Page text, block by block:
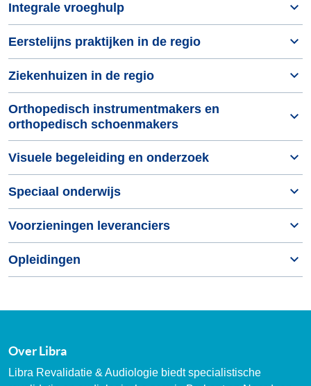
Integrale vroeghulp
Eerstelijns praktijken in de regio
Ziekenhuizen in de regio
Orthopedisch instrumentmakers en
orthopedisch schoenmakers
Visuele begeleiding en onderzoek
Speciaal onderwijs
Voorzieningen leveranciers
Opleidingen
Over Libra
Libra Revalidatie & Audiologie biedt specialistische